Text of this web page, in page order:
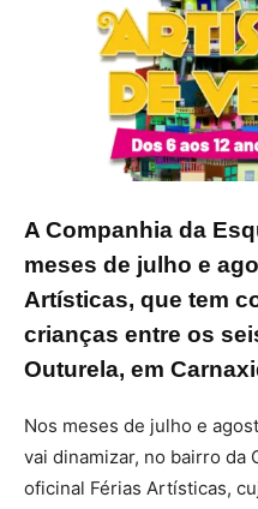
A Companhia da
meses de julho e
Artísticas, que tem
crianças entre os
Outurela, em
Nos meses de julho e
vai dinamizar, no bairro da
oficinal Férias Artísticas,